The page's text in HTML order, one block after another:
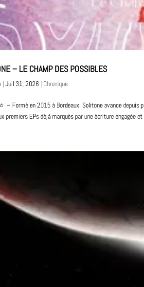
– LE CHAMP DES POSSIBLES
|Juil 31, 2026 | Chronique
– Formé en 2015 à Bordeaux, Solitone avance depuis
premiers EPs déjà marqués par une écriture engagée